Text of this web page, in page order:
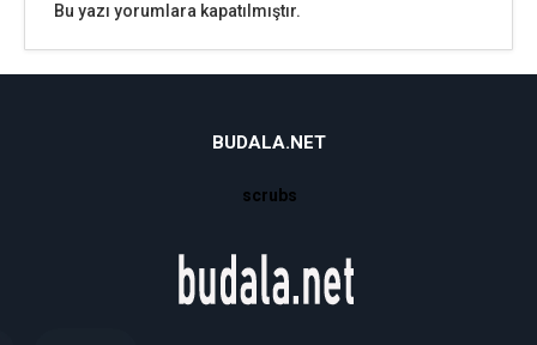
Bu yazı yorumlara kapatılmıştır.
BUDALA.NET
scrubs